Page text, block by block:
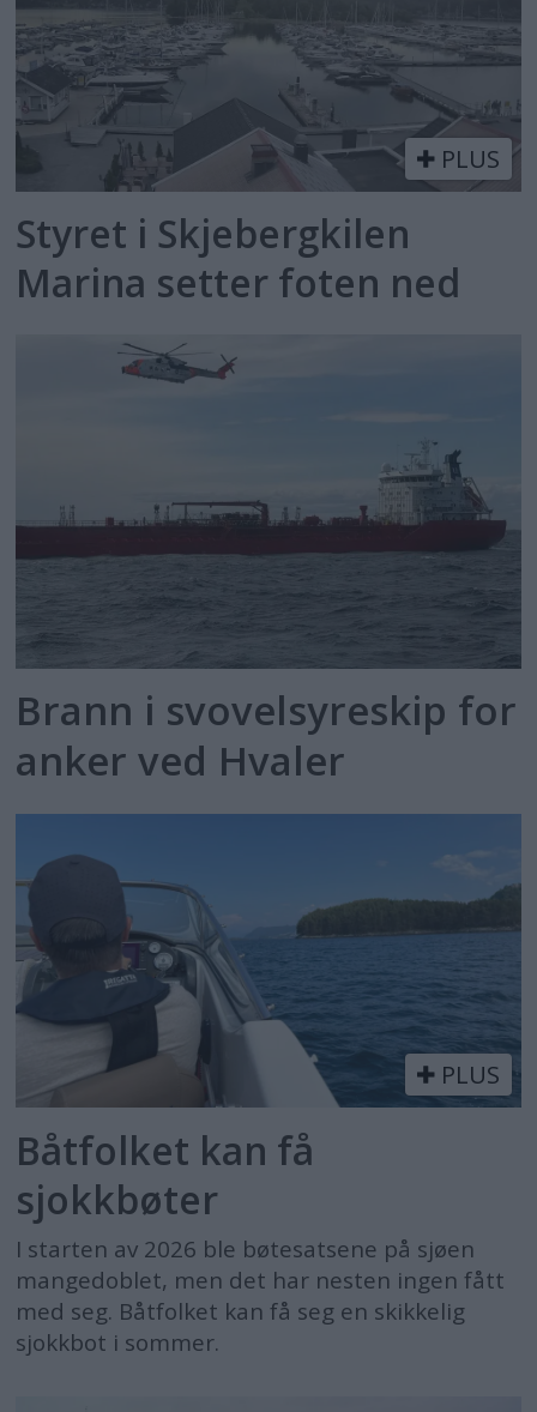
PLUS
Styret i Skjebergkilen
Marina setter foten ned
Brann i svovelsyreskip for
anker ved Hvaler
PLUS
Båtfolket kan få
sjokkbøter
I starten av 2026 ble bøtesatsene på sjøen
mangedoblet, men det har nesten ingen fått
med seg. Båtfolket kan få seg en skikkelig
sjokkbot i sommer.